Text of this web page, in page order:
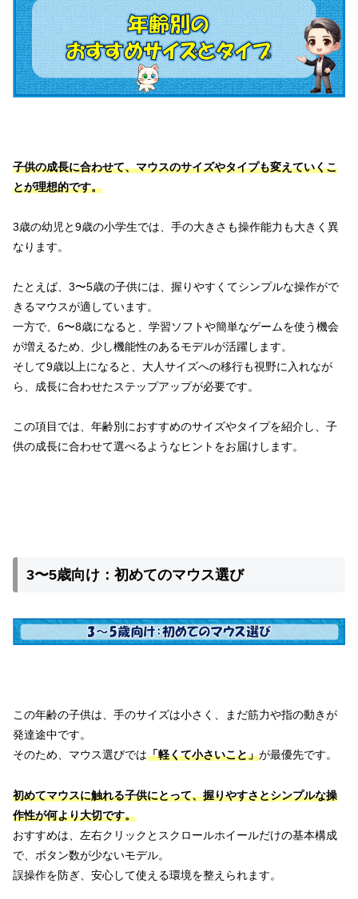
子供の成長に合わせて、マウスのサイズやタイプも変えていくこ
とが理想的です。
3歳の幼児と9歳の小学生では、手の大きさも操作能力も大きく異
なります。
たとえば、3〜5歳の子供には、握りやすくてシンプルな操作がで
きるマウスが適しています。
一方で、6〜8歳になると、学習ソフトや簡単なゲームを使う機会
が増えるため、少し機能性のあるモデルが活躍します。
そして9歳以上になると、大人サイズへの移行も視野に入れなが
ら、成長に合わせたステップアップが必要です。
この項目では、年齢別におすすめのサイズやタイプを紹介し、子
供の成長に合わせて選べるようなヒントをお届けします。
3〜5歳向け：初めてのマウス選び
この年齢の子供は、手のサイズは小さく、まだ筋力や指の動きが
発達途中です。
そのため、マウス選びでは「軽くて小さいこと」が最優先です。
初めてマウスに触れる子供にとって、握りやすさとシンプルな操
作性が何より大切です。
おすすめは、左右クリックとスクロールホイールだけの基本構成
で、ボタン数が少ないモデル。
誤操作を防ぎ、安心して使える環境を整えられます。